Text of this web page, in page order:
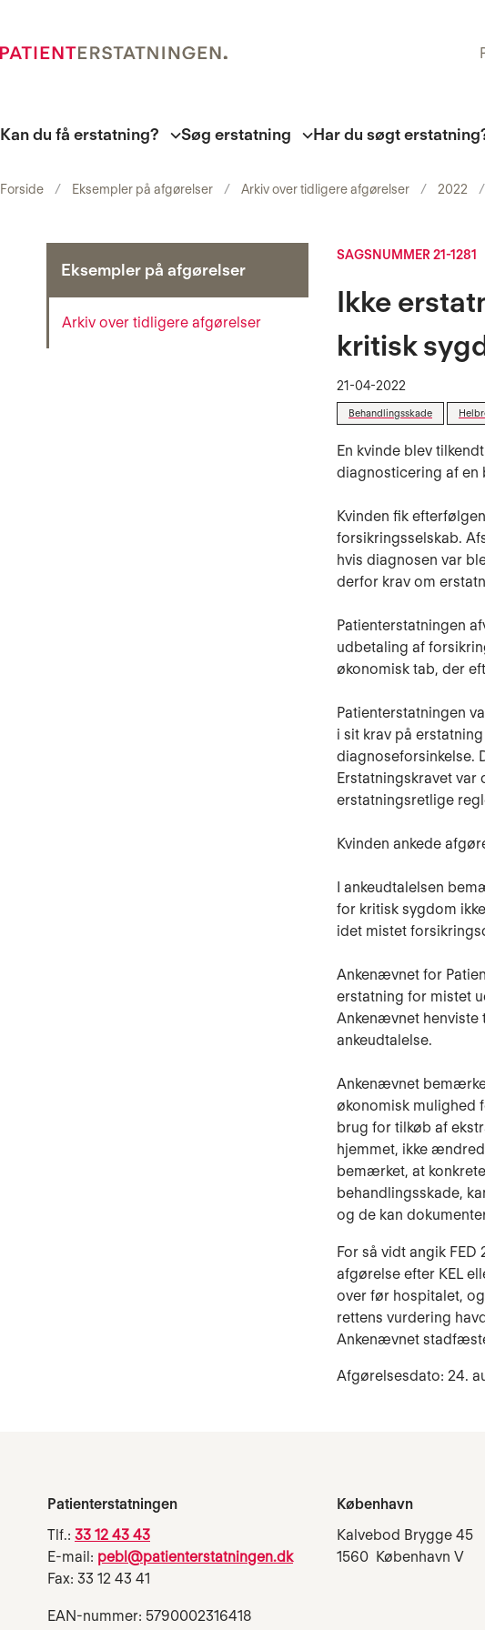
Kan du få erstatning? Søg erstatning Har du søgt
Forside Eksempler på afgørelser Arkiv over tidligere afgørelser 2022
Eksempler på afgørelser
Arkiv over tidligere afgørelser
SAGSNUMMER 21-1281
Ikke
kritisk
21-04-2022
Behandlingsskade
En kvinde blev
diagnosticering af en
Kvinden fik
forsikringsselskab.
hvis diagnosen var
derfor krav om
Patienterstatningen
udbetaling af
økonomisk tab, der
Patienterstatningen
i sit krav på
diagnoseforsinkelse.
Erstatningskravet
erstatningsretlige
Kvinden ankede
I ankeudtalelsen
for kritisk sygdom
idet mistet
Ankenævnet for
erstatning for mistet
Ankenævnet henviste
ankeudtalelse.
Ankenævnet
økonomisk mulighed
brug for tilkøb af
hjemmet, ikke
bemærket, at
behandlingsskade,
og de kan
For så vidt angik
afgørelse efter KEL
over før hospitalet,
rettens vurdering
Ankenævnet
Afgørelsesdato: 24.
Patienterstatningen
Tlf.: 33 12 43 43
E-mail: pebl@patienterstatningen.dk
Fax: 33 12 43 41
EAN-nummer: 5790002316418
København
Kalvebod Brygge 45
1560 København V